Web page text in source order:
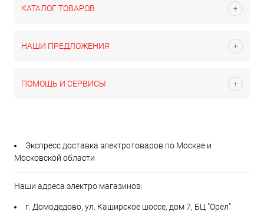
КАТАЛОГ ТОВАРОВ
НАШИ ПРЕДЛОЖЕНИЯ
ПОМОЩЬ И СЕРВИСЫ
Экспресс доставка электротоваров по Москве и
Московской области
Наши адреса электро магазинов:
г. Домодедово, ул. Каширское шоссе, дом 7, БЦ "Орёл"